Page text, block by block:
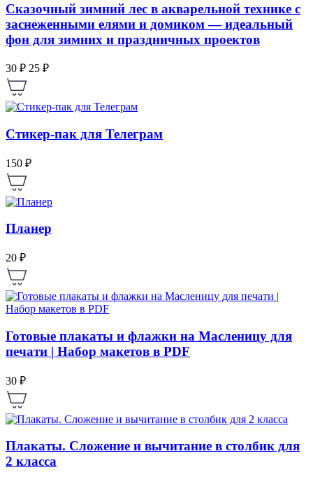
Сказочный зимний лес в акварельной технике с
заснеженными елями и домиком — идеальный
фон для зимних и праздничных проектов
30 ₽ 25 ₽
Стикер-пак для Телеграм
150 ₽
Планер
20 ₽
Готовые плакаты и флажки на Масленицу для
печати | Набор макетов в PDF
30 ₽
Плакаты. Сложение и вычитание в столбик для
2 класса